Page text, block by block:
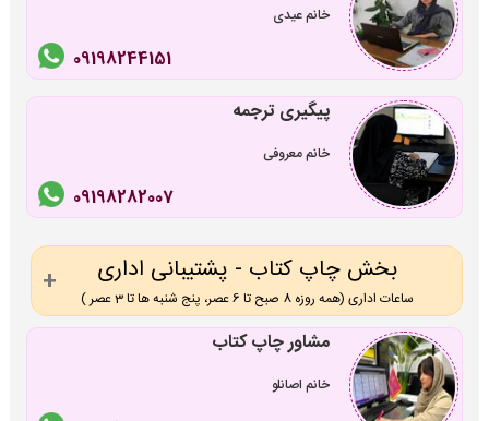
خانم عیدی
09198244151
پیگیری ترجمه
خانم معروفی
09198282007
بخش چاپ کتاب - پشتیبانی اداری
ساعات اداری (همه روزه 8 صبح تا 6 عصر، پنج شنبه ها تا 3 عصر )
مشاور چاپ کتاب
خانم اصانلو